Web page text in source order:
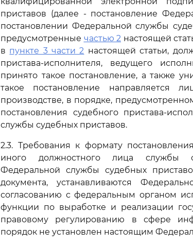
приставов (далее - постановление
постановлении Федеральной службы
предусмотренные частью 2 настоящей
в пункте 3 части 2 настоящей статьи,
пристава-исполнителя, ведущего
принято такое постановление, а также
такое постановление направляется
производстве, в порядке,
постановления судебного пристава-
службы судебных приставов.
2.3. Требования к формату
иного должностного лица службы
Федеральной службы судебных
документа, устанавливаются
согласованию с федеральным органом
функции по выработке и реализации
правовому регулированию в сфере
порядок не установлен настоящим